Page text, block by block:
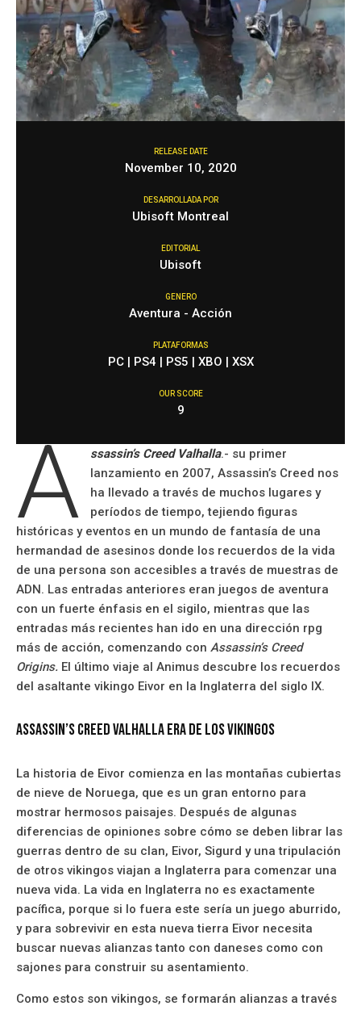
RELEASE DATE
November 10, 2020
DESARROLLADA POR
Ubisoft Montreal
EDITORIAL
Ubisoft
GENERO
Aventura - Acción
PLATAFORMAS
PC | PS4 | PS5 | XBO | XSX
OUR SCORE
9
A ssassin’s Creed Valhalla.- su primer
lanzamiento en 2007, Assassin’s Creed nos
ha llevado a través de muchos lugares y
períodos de tiempo, tejiendo figuras
históricas y eventos en un mundo de fantasía de una
hermandad de asesinos donde los recuerdos de la vida
de una persona son accesibles a través de muestras de
ADN. Las entradas anteriores eran juegos de aventura
con un fuerte énfasis en el sigilo, mientras que las
entradas más recientes han ido en una dirección rpg
más de acción, comenzando con Assassin’s Creed
Origins. El último viaje al Animus descubre los recuerdos
del asaltante vikingo Eivor en la Inglaterra del siglo IX.
Assassin’s Creed Valhalla era de los vikingos
La historia de Eivor comienza en las montañas cubiertas
de nieve de Noruega, que es un gran entorno para
mostrar hermosos paisajes. Después de algunas
diferencias de opiniones sobre cómo se deben librar las
guerras dentro de su clan, Eivor, Sigurd y una tripulación
de otros vikingos viajan a Inglaterra para comenzar una
nueva vida. La vida en Inglaterra no es exactamente
pacífica, porque si lo fuera este sería un juego aburrido,
y para sobrevivir en esta nueva tierra Eivor necesita
buscar nuevas alianzas tanto con daneses como con
sajones para construir su asentamiento.
Como estos son vikingos, se formarán alianzas a través